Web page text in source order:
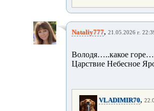
Nataliy777, 21.05.2026 г.
Володя…..какое
Царствие Небесное
VLADIMIR70,